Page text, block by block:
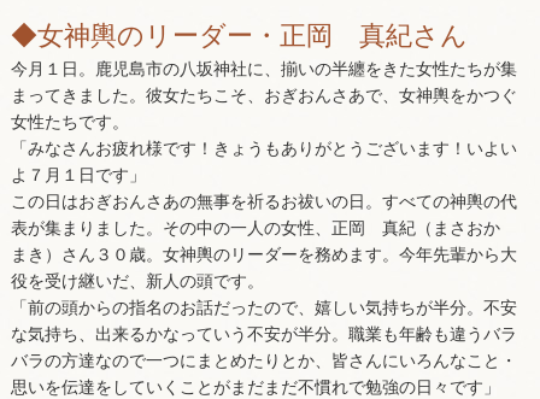
◆女神輿のリーダー・正岡 真紀さん
今月１日。鹿児島市の八坂神社に、揃いの半纏をきた女性たちが集
まってきました。彼女たちこそ、おぎおんさあで、女神輿をかつぐ
女性たちです。
「みなさんお疲れ様です！きょうもありがとうございます！いよい
よ７月１日です」
この日はおぎおんさあの無事を祈るお祓いの日。すべての神輿の代
表が集まりました。その中の一人の女性、正岡 真紀（まさおか
まき）さん３０歳。女神輿のリーダーを務めます。今年先輩から大
役を受け継いだ、新人の頭です。
「前の頭からの指名のお話だったので、嬉しい気持ちが半分。不安
な気持ち、出来るかなっていう不安が半分。職業も年齢も違うバラ
バラの方達なので一つにまとめたりとか、皆さんにいろんなこと・
思いを伝達をしていくことがまだまだ不慣れで勉強の日々です」